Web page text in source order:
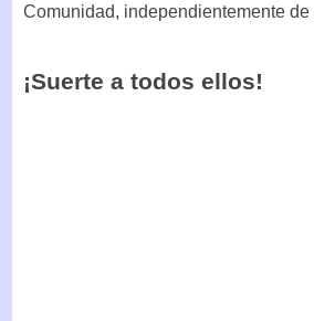
Comunidad, independientemente
¡Suerte a todos ellos!